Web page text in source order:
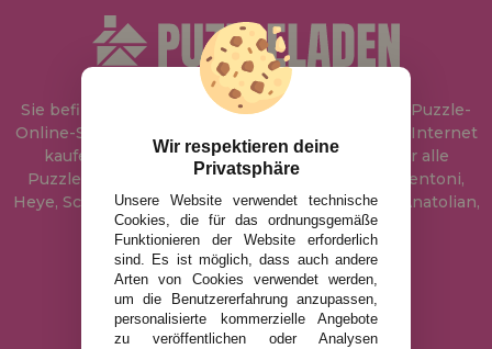
Sie befinden sich bei Puzzle Laden
, in unserem Puzzle-
Online-Shop, wo Sie Puzzle zum besten Preis im Internet
kaufen können. In unserem Katalog führen wir alle
Puzzles der Marken Educa, Ravensburger, Clementoni,
Heye, Schmidt, Castorland, Jumbo, Trefl, Piatnik, Anatolian,
Art Puzzle, Gibsons und viele mehr.
info@puzzleladen.de
Wir respektieren deine
Privatsphäre
Unsere Website verwendet technische
Cookies, die für das ordnungsgemäße
Funktionieren der Website erforderlich
sind. Es ist möglich, dass auch andere
Arten von Cookies verwendet werden,
um die Benutzererfahrung anzupassen,
personalisierte kommerzielle Angebote
zu veröffentlichen oder Analysen